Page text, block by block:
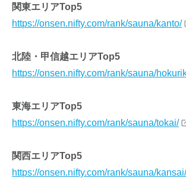
関東エリアTop5
https://onsen.nifty.com/rank/sauna/kanto/
北陸・甲信越エリアTop5
https://onsen.nifty.com/rank/sauna/
東海エリアTop5
https://onsen.nifty.com/rank/sauna/tokai/
関西エリアTop5
https://onsen.nifty.com/rank/sauna/